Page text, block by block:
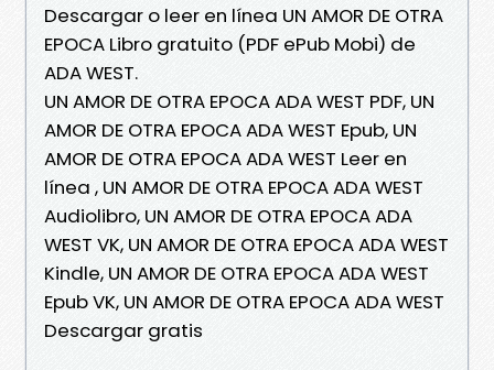
Descargar o leer en línea UN AMOR DE OTRA
EPOCA Libro gratuito (PDF ePub Mobi) de
ADA WEST.
UN AMOR DE OTRA EPOCA ADA WEST PDF, UN
AMOR DE OTRA EPOCA ADA WEST Epub, UN
AMOR DE OTRA EPOCA ADA WEST Leer en
línea , UN AMOR DE OTRA EPOCA ADA WEST
Audiolibro, UN AMOR DE OTRA EPOCA ADA
WEST VK, UN AMOR DE OTRA EPOCA ADA WEST
Kindle, UN AMOR DE OTRA EPOCA ADA WEST
Epub VK, UN AMOR DE OTRA EPOCA ADA WEST
Descargar gratis